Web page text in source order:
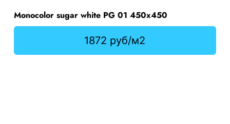
Monocolor sugar white PG 01 450х450
1872 руб/м2